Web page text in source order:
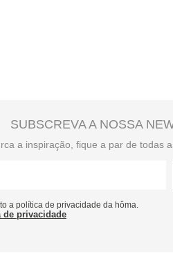
SUBSCREVA A NOSSA
a inspiração, fique a par de todas
a política de privacidade da hôma.
de privacidade